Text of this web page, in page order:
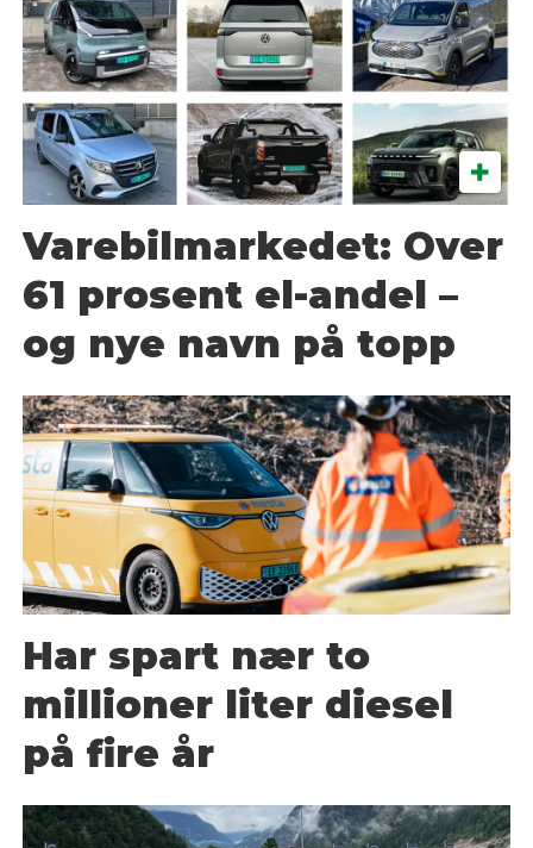
Varebilmarkedet: Over
61 prosent el-andel –
og nye navn på topp
Har spart nær to
millioner liter diesel
på fire år